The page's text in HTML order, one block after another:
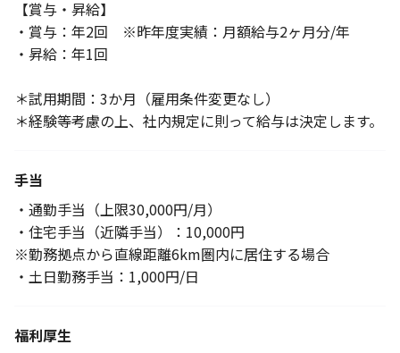
【賞与・昇給】
・賞与：年2回 ※昨年度実績：月額給与2ヶ月分/年
・昇給：年1回
＊試用期間：3か月（雇用条件変更なし）
＊経験等考慮の上、社内規定に則って給与は決定します。
手当
・通勤手当（上限30,000円/月）
・住宅手当（近隣手当）：10,000円
※勤務拠点から直線距離6km圏内に居住する場合
・土日勤務手当：1,000円/日
福利厚生